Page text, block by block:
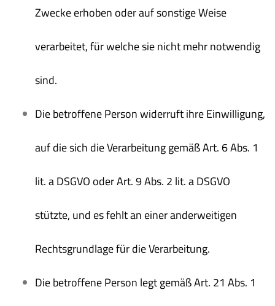
Zwecke erhoben oder auf sonstige Weise
verarbeitet, für welche sie nicht mehr notwendig
sind.
Die betroffene Person widerruft ihre Einwilligung,
auf die sich die Verarbeitung gemäß Art. 6 Abs. 1
lit. a DSGVO oder Art. 9 Abs. 2 lit. a DSGVO
stützte, und es fehlt an einer anderweitigen
Rechtsgrundlage für die Verarbeitung.
Die betroffene Person legt gemäß Art. 21 Abs. 1